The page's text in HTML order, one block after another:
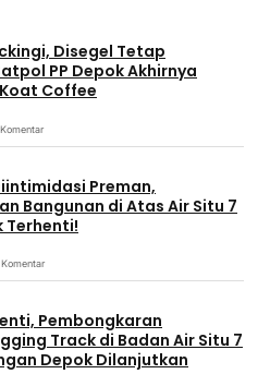
Disegel Tetap
PP Depok Akhirnya
Coffee
Preman,
Bangunan di Atas Air Situ 7
Terhenti!
Komentar
Pembongkaran
Track di Badan Air Situ 7
Depok Dilanjutkan